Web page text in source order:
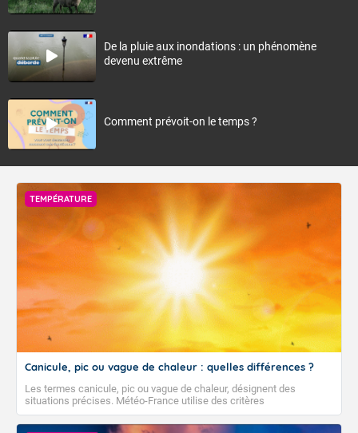
De la pluie aux inondations : un phénomène
devenu extrême
Comment prévoit-on le temps ?
TEMPÉRATURE
Canicule, pic ou vague de chaleur : quelles différences ?
Les termes canicule, pic ou vague de chaleur, désignent des
situations précises. Météo-France utilise des critères
climatologiques pour évaluer et qualifier les épisodes de chaleur qui
peuvent avoir des impacts sanitaires et socio-économiques